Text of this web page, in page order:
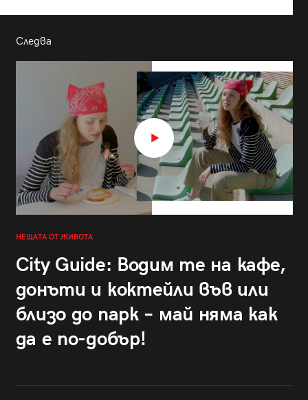
Следва
НЕЩАТА ОТ ЖИВОТА
City Guide: Водим те на кафе,
донъти и коктейли във или
близо до парк – май няма как
да е по-добър!